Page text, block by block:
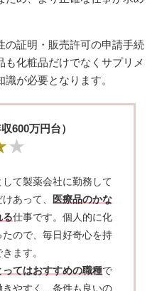
の証明・販売許可の申請手続
も化粧品だけでなくサプリメ
が必要となります。
600万円台）
て製薬会社に勤務して
あって、
医療品のかな
る仕事です。個人的に化
ので、毎日好奇心を持
ます。
てはおすすめの職種で
やすく、条件も良いの